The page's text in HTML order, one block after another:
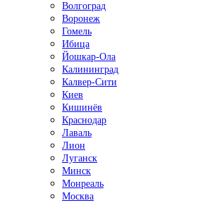
Волгоград
Воронеж
Гомель
Ибица
Йошкар-Ола
Калининград
Калвер-Сити
Киев
Кишинёв
Краснодар
Лаваль
Лион
Луганск
Минск
Монреаль
Москва